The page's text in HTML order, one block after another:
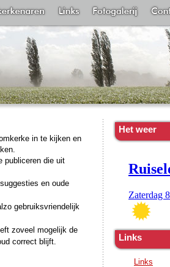
in te kijken en
publiceren die uit
en oude
gebruiksvriendelijk
zoveel mogelijk de
correct blijft.
Het weer
Links
Links